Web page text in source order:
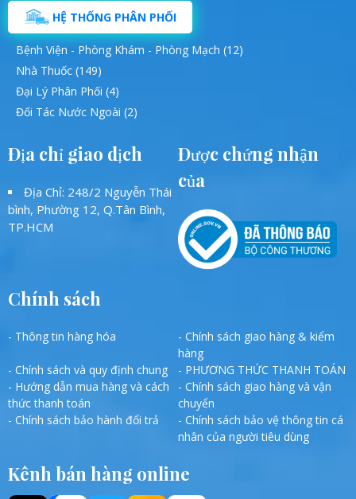
HỆ THỐNG PHÂN PHỐI
Bệnh Viện - Phòng Khám - Phòng Mạch (12)
Nhà Thuốc (149)
Đại Lý Phân Phối (4)
Đối Tác Nước Ngoài (2)
Địa chỉ giao dịch
Địa Chỉ: 248/2 Nguyễn Thái
bình, Phường 12, Q.Tân Bình,
TP.HCM
Được chứng nhận
của
Chính sách
- Thông tin hàng hóa
- Chính sách giao hàng & kiểm
hàng
- Chính sách và quy định chung
- PHƯƠNG THỨC THANH TOÁN
- Hướng dẫn mua hàng và cách
thức thanh toán
- Chính sách giao hàng và vận
chuyển
- Chính sách bảo hành đổi trả
- Chính sách bảo vệ thông tin cá
nhân của người tiêu dùng
Kênh bán hàng online